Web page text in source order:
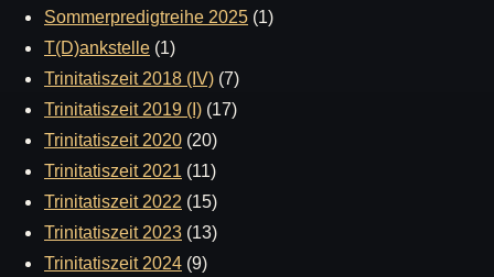
Sommerpredigtreihe 2025 (1)
T(D)ankstelle (1)
Trinitatiszeit 2018 (IV) (7)
Trinitatiszeit 2019 (I) (17)
Trinitatiszeit 2020 (20)
Trinitatiszeit 2021 (11)
Trinitatiszeit 2022 (15)
Trinitatiszeit 2023 (13)
Trinitatiszeit 2024 (9)